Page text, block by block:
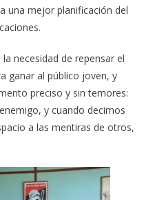
una mejor planificación del
necesidad de repensar el
ganar al público joven, y
preciso y sin temores:
y cuando decimos
a las mentiras de otros,